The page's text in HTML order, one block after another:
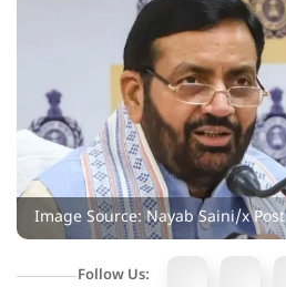
Image Source: Nayab Saini/x Post
Follow Us: